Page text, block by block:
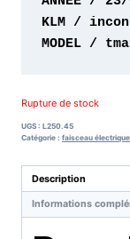
MODEL /
Rupture de stock
UGS : L250.45
Catégorie : faisceau électrique
Description
Informations